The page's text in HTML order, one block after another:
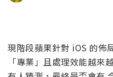
現階段蘋果針對 iOS 的佈
「專業」且處理效能越來